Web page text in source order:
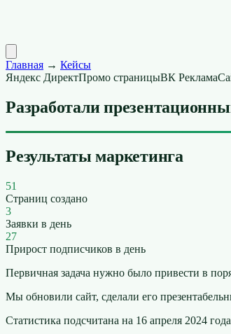
Главная → Кейсы
Яндекс ДиректПромо страницыВК Реклама
Разработали
Результаты маркетинга
51
Страниц создано
3
Заявки в день
27
Прирост подписчиков в день
Первичная задача нужно было привести в
Мы обновили сайт, сделали его
Статистика подсчитана на 16 апреля 2024